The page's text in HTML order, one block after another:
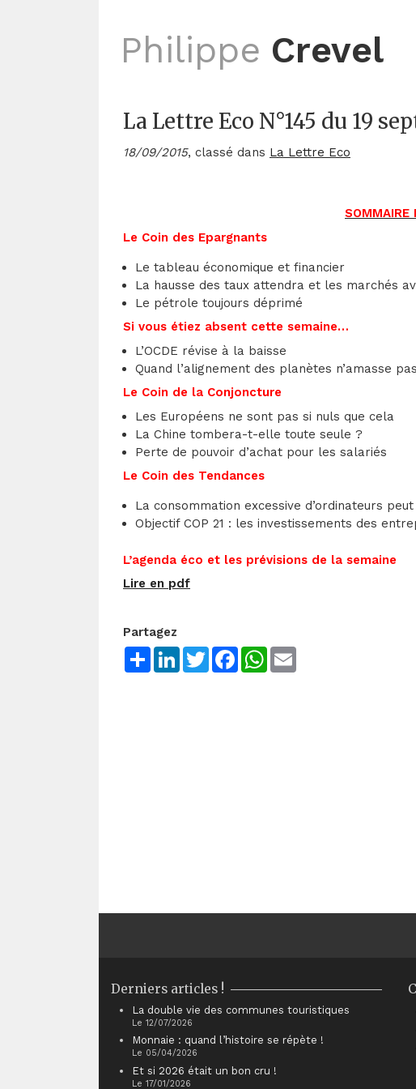
Philippe Crevel
La Lettre Eco N°145 du 19
18/09/2015, classé dans La Lettre Eco
SOMMAIRE
Le Coin des Epargnants
Le tableau économique et financier
La hausse des taux attendra et les marchés
Le pétrole toujours déprimé
Si vous étiez absent cette semaine…
L’OCDE révise à la baisse
Quand l’alignement des planètes n’amasse
Le Coin de la Conjoncture
Les Européens ne sont pas si nuls que cela
La Chine tombera-t-elle toute seule ?
Perte de pouvoir d’achat pour les salariés
Le Coin des Tendances
La consommation excessive d’ordinateurs
Objectif COP 21 : les investissements des
L’agenda éco et les prévisions de la semaine
Lire en pdf
Partagez
ShareLinkedInTwitterFacebookWhatsApp
Derniers articles !
La double vie des communes touristiques
Le 12/07/2026
Monnaie : quand l’histoire se répète !
Le 05/04/2026
Et si 2026 était un bon cru !
Le 17/01/2026